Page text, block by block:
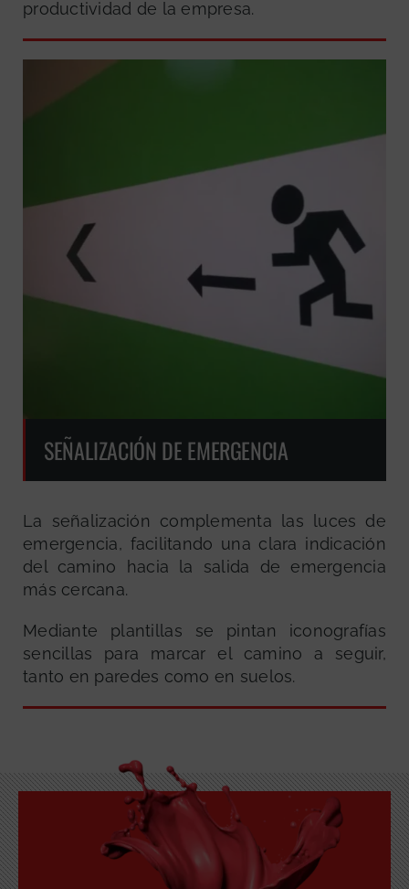
productividad de la empresa.
SEÑALIZACIÓN DE EMERGENCIA
La señalización complementa las luces de
emergencia, facilitando una clara indicación
del camino hacia la salida de emergencia
más cercana.
Mediante plantillas se pintan iconografías
sencillas para marcar el camino a seguir,
tanto en paredes como en suelos.